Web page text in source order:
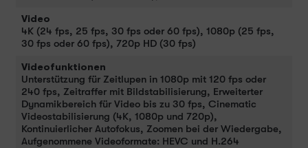
Video
4K (24 fps, 25 fps, 30 fps oder 60 fps), 1080p (25 fps,
30 fps oder 60 fps), 720p HD (30 fps)
Videofunktionen
Unterstützung für Zeitlupen in 1080p mit 120 fps oder
240 fps, Zeitraffer mit Bildstabilisierung, Erweiterter
Dynamikbereich für Video bis zu 30 fps, Cinematic
Videostabilisierung (4K, 1080p und 720p),
Kontinuierlicher Autofokus, Zoomen bei der Wiedergabe,
Aufgenommene Videoformate: HEVC und H.264